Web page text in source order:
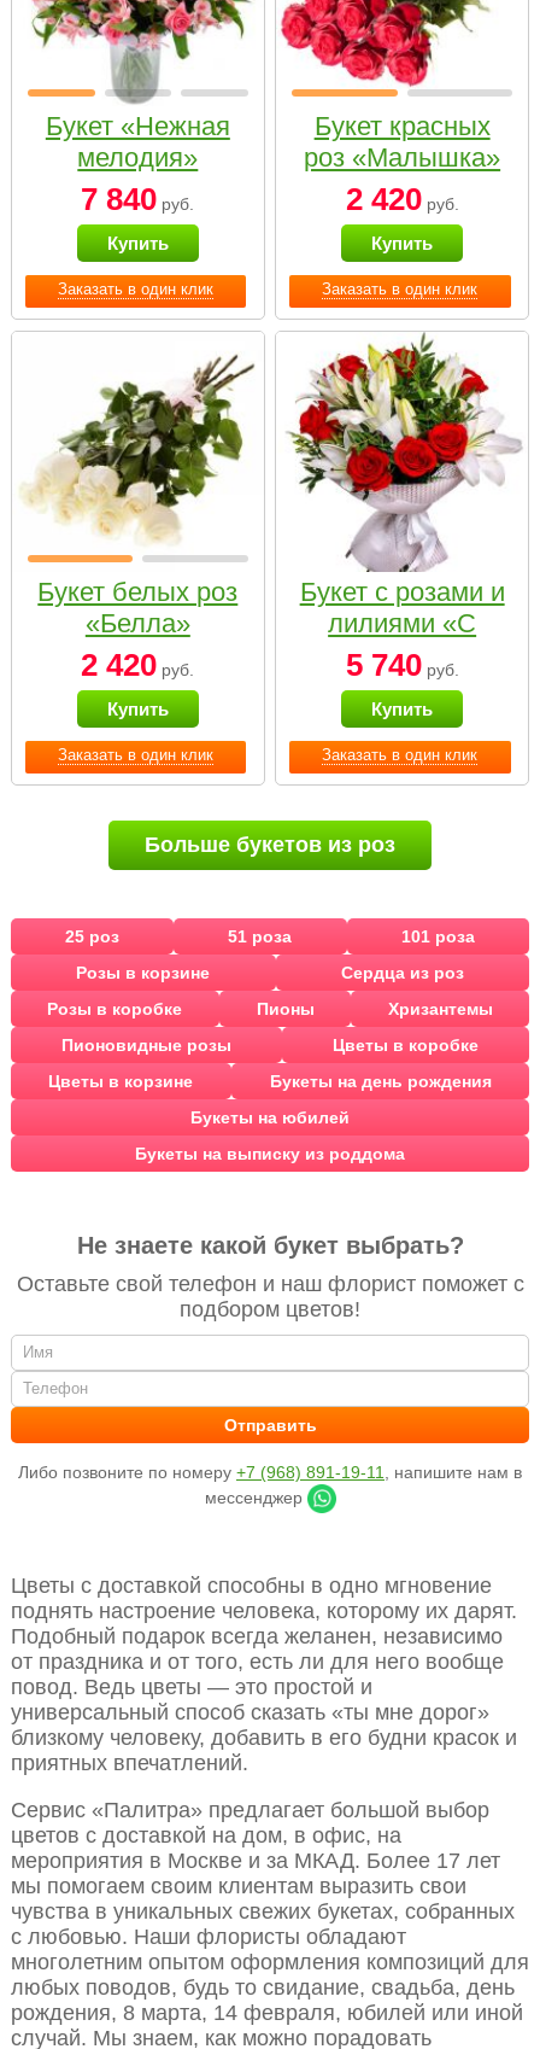
Заказать в один клик
Букет «Нежная
мелодия»
7 840 руб.
Купить
Заказать в один клик
Букет красных
роз «Малышка»
2 420руб.
Купить
Заказать в один клик
Букет белых роз
«Белла»
2 420 руб.
Купить
Заказать в один клик
Букет с розами и
лилиями «С
наилучшими
пожеланиями»
5 740руб.
Купить
Больше букетов из роз
25 роз 51 роза
101 роза
Розы в корзине
Сердца из роз
Розы в коробке
Пионы
Хризантемы
Пионовидные розы
Цветы в коробке
Цветы в корзине
Букеты на день рождения
Букеты на юбилей
Букеты на выписку из роддома
Не знаете какой букет выбрать?
Оставьте свой телефон и наш флорист поможет с
подбором цветов!
Либо позвоните по номеру +7 (968) 891-19-11
, напишите нам в
мессенджер
Цветы с доставкой способны в одно мгновение
поднять настроение человека, которому их дарят.
Подобный подарок всегда желанен, независимо
от праздника и от того, есть ли для него вообще
повод. Ведь цветы — это простой и
универсальный способ сказать «ты мне дорог»
близкому человеку, добавить в его будни красок и
приятных впечатлений.
Сервис «Палитра» предлагает большой выбор
цветов с доставкой на дом, в офис, на
мероприятия в Москве и за МКАД. Более 17 лет
мы помогаем своим клиентам выразить свои
чувства в уникальных свежих букетах, собранных
с любовью. Наши флористы обладают
многолетним опытом оформления композиций для
любых поводов, будь то свидание, свадьба, день
рождения, 8 марта, 14 февраля, юбилей или иной
случай. Мы знаем, как можно порадовать